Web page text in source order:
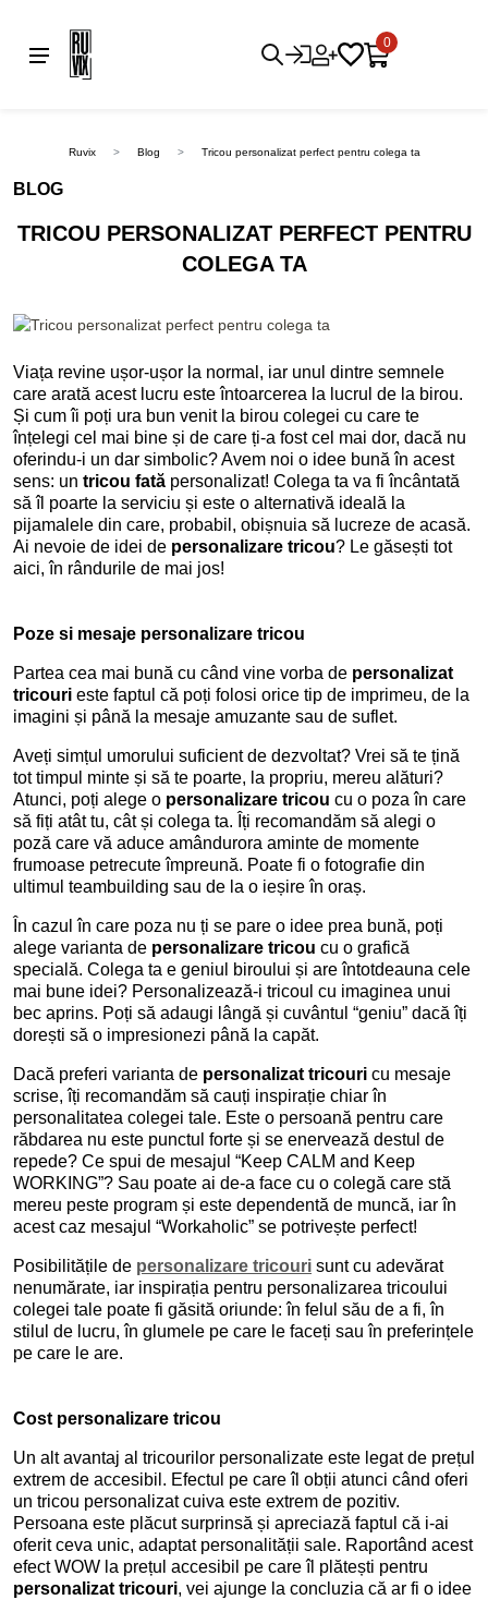
0
Ruvix Blog Tricou personalizat perfect pentru colega ta
BLOG
TRICOU PERSONALIZAT PERFECT PENTRU
COLEGA TA
Viața revine ușor-ușor la normal, iar unul dintre semnele
care arată acest lucru este întoarcerea la lucrul de la birou.
Și cum îi poți ura bun venit la birou colegei cu care te
înțelegi cel mai bine și de care ți-a fost cel mai dor, dacă nu
oferindu-i un dar simbolic? Avem noi o idee bună în acest
sens: un tricou fată personalizat! Colega ta va fi încântată
să îl poarte la serviciu și este o alternativă ideală la
pijamalele din care, probabil, obișnuia să lucreze de acasă.
Ai nevoie de idei de personalizare tricou? Le găsești tot
aici, în rândurile de mai jos!
Poze si mesaje personalizare tricou
Partea cea mai bună cu când vine vorba de personalizat
tricouri este faptul că poți folosi orice tip de imprimeu, de la
imagini și până la mesaje amuzante sau de suflet.
Aveți simțul umorului suficient de dezvoltat? Vrei să te țină
tot timpul minte și să te poarte, la propriu, mereu alături?
Atunci, poți alege o personalizare tricou cu o poza în care
să fiți atât tu, cât și colega ta. Îți recomandăm să alegi o
poză care vă aduce amândurora aminte de momente
frumoase petrecute împreună. Poate fi o fotografie din
ultimul teambuilding sau de la o ieșire în oraș.
În cazul în care poza nu ți se pare o idee prea bună, poți
alege varianta de personalizare tricou cu o grafică
specială. Colega ta e geniul biroului și are întotdeauna cele
mai bune idei? Personalizează-i tricoul cu imaginea unui
bec aprins. Poți să adaugi lângă și cuvântul “geniu” dacă îți
dorești să o impresionezi până la capăt.
Dacă preferi varianta de personalizat tricouri cu mesaje
scrise, îți recomandăm să cauți inspirație chiar în
personalitatea colegei tale. Este o persoană pentru care
răbdarea nu este punctul forte și se enervează destul de
repede? Ce spui de mesajul “Keep CALM and Keep
WORKING”? Sau poate ai de-a face cu o colegă care stă
mereu peste program și este dependentă de muncă, iar în
acest caz mesajul “Workaholic” se potrivește perfect!
Posibilitățile de personalizare tricouri sunt cu adevărat
nenumărate, iar inspirația pentru personalizarea tricoului
colegei tale poate fi găsită oriunde: în felul său de a fi, în
stilul de lucru, în glumele pe care le faceți sau în preferințele
pe care le are.
Cost personalizare tricou
Un alt avantaj al tricourilor personalizate este legat de prețul
extrem de accesibil. Efectul pe care îl obții atunci când oferi
un tricou personalizat cuiva este extrem de pozitiv.
Persoana este plăcut surprinsă și apreciază faptul că i-ai
oferit ceva unic, adaptat personalității sale. Raportând acest
efect WOW la prețul accesibil pe care îl plătești pentru
personalizat tricouri, vei ajunge la concluzia că ar fi o idee